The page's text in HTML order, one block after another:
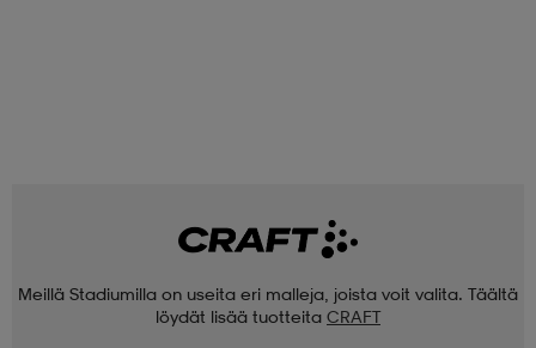
Meillä Stadiumilla on useita eri malleja, joista voit valita. Täältä
löydät lisää tuotteita CRAFT